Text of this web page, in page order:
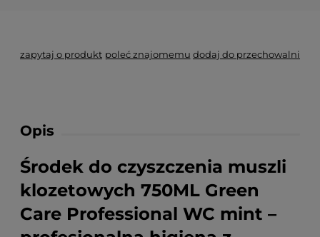
zapytaj o produkt poleć znajomemu dodaj do przechowalni
Opis
Środek do czyszczenia muszli
klozetowych 750ML Green
Care Professional WC mint –